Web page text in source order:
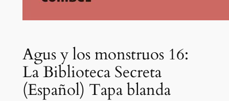
Agus y los monstruos 16:
La Biblioteca Secreta
(Español) Tapa blanda